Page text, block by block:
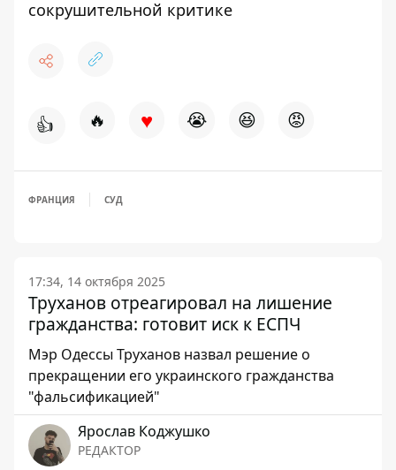
сокрушительной критике
👍 🔥 ♥ 😭 😆 😡
ФРАНЦИЯ СУД
17:34, 14 октября 2025
Труханов отреагировал на лишение
гражданства: готовит иск к ЕСПЧ
Мэр Одессы Труханов назвал решение о
прекращении его украинского гражданства
"фальсификацией"
Ярослав Коджушко
РЕДАКТОР